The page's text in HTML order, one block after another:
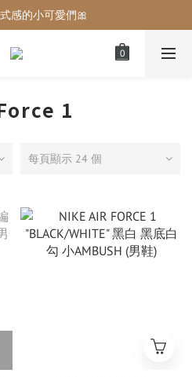
感的小可愛們🎀
感的小可愛們🎀
格不需要再解釋🔥
1
每頁顯示 24 個